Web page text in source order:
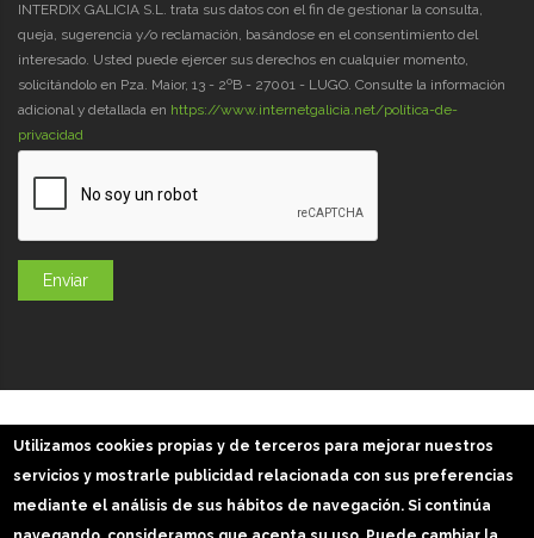
INTERDIX GALICIA S.L. trata sus datos con el fin de gestionar la consulta,
queja, sugerencia y/o reclamación, basándose en el consentimiento del
interesado. Usted puede ejercer sus derechos en cualquier momento,
solicitándolo en Pza. Maior, 13 - 2ºB - 27001 - LUGO. Consulte la información
adicional y detallada en https://www.internetgalicia.net/política-de-
privacidad
GaliciaDigital 2019-2026
Aviso Legal
Política de Privacidad - Política Cookies
Imágenes slider: Freepik
Utilizamos cookies propias y de terceros para mejorar nuestros
servicios y mostrarle publicidad relacionada con sus preferencias
mediante el análisis de sus hábitos de navegación. Si continúa